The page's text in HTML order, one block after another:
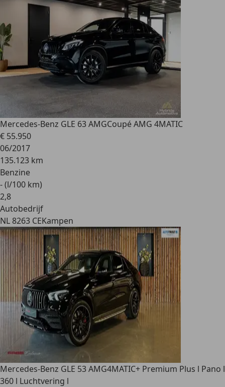
Mercedes-Benz GLE 63 AMGCoupé AMG 4MATIC
€ 55.950
06/2017
135.123 km
Benzine
- (l/100 km)
2,8
Autobedrijf
NL 8263 CEKampen
Mercedes-Benz GLE 53 AMG4MATIC+ Premium Plus l Pano l
360 l Luchtvering l